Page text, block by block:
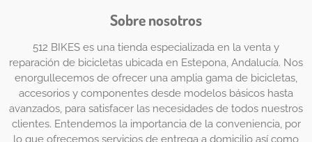
Sobre nosotros
512 BIKES es una tienda especializada en la venta y
reparación de bicicletas ubicada en Estepona, Andalucía. Nos
enorgullecemos de ofrecer una amplia gama de bicicletas,
accesorios y componentes desde modelos básicos hasta
avanzados, para satisfacer las necesidades de todos nuestros
clientes. Entendemos la importancia de la conveniencia, por
lo que ofrecemos servicios de entrega a domicilio así como